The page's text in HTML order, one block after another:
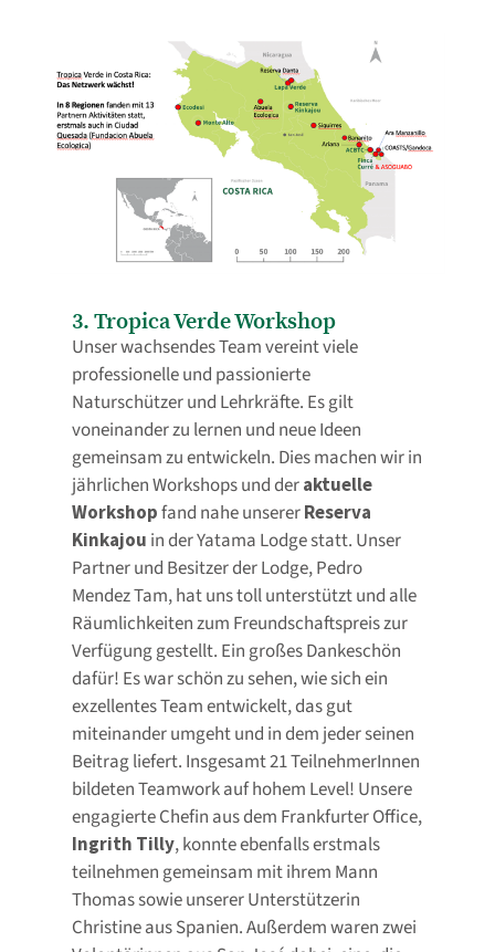
3. Tropica Verde Workshop
Unser wachsendes Team vereint viele
professionelle und passionierte
Naturschützer und Lehrkräfte. Es gilt
voneinander zu lernen und neue Ideen
gemeinsam zu entwickeln. Dies machen wir in
jährlichen Workshops und deraktuelle
Workshopfand nahe unsererReserva
Kinkajou in der Yatama Lodge statt. Unser
Partner und Besitzer der Lodge, Pedro
Mendez Tam, hat uns toll unterstützt und alle
Räumlichkeiten zum Freundschaftspreis zur
Verfügung gestellt. Ein großes Dankeschön
dafür! Es war schön zu sehen, wie sich ein
exzellentes Team entwickelt, das gut
miteinander umgeht und in dem jeder seinen
Beitrag liefert. Insgesamt 21 TeilnehmerInnen
bildeten Teamwork auf hohem Level! Unsere
engagierte Chefin aus dem Frankfurter Office,
Ingrith Tilly, konnte ebenfalls erstmals
teilnehmen gemeinsam mit ihrem Mann
Thomas sowie unserer Unterstützerin
Christine aus Spanien. Außerdem waren zwei